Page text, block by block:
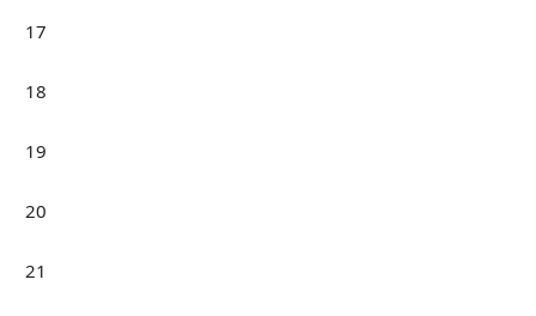
17
18
19
20
21